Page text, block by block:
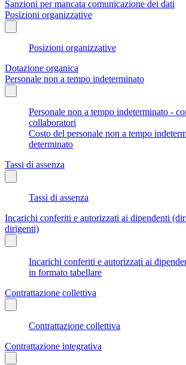
Sanzioni per mancata comunicazione dei dati
Posizioni organizzative
Posizioni organizzative
Dotazione organica
Personale non a tempo indeterminato
Personale non a tempo indeterminato -
collaboratori
Costo del personale non a tempo
determinato
Tassi di assenza
Tassi di assenza
Incarichi conferiti e autorizzati ai dipendenti
dirigenti)
Incarichi conferiti e autorizzati ai
in formato tabellare
Contrattazione collettiva
Contrattazione collettiva
Contrattazione integrativa